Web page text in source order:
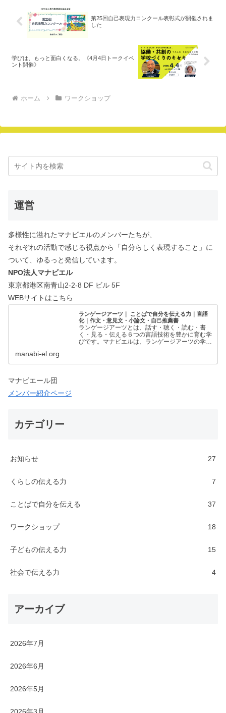
第25回自己表現力コンクール表彰式が開催されま
した
学びは、もっと面白くなる。《4月4日トークイベ
ント開催》
ホーム ワークショップ
運営
多様性に溢れたマナビエルのメンバーたちが、
それぞれの活動で感じる視点から「自分らしく表現すること」に
ついて、ゆるっと発信しています。
NPO法人マナビエル
東京都港区南青山2-2-8 DF ビル 5F
WEBサイトはこちら
ランゲージアーツ｜ ことばで自分を伝える力｜言語
化｜作文・意見文・小論文・自己推薦書
ランゲージアーツとは、話す・聴く・読む・書
く・見る・伝える６つの言語技術を豊かに育む学
びです。マナビエルは、ランゲージアーツの学び
分を伝える力｜ランゲー…
manabi-el.org
マナビエール団
メンバー紹介ページ
カテゴリー
お知らせ 27
くらしの伝える力 7
ことばで自分を伝える 37
ワークショップ 18
子どもの伝える力 15
社会で伝える力 4
アーカイブ
2026年7月
2026年6月
2026年5月